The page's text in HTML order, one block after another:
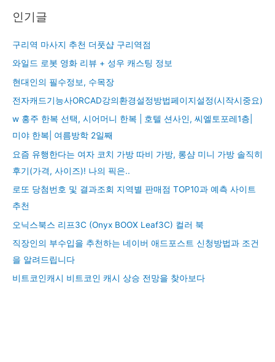
인기글
구리역 마사지 추천 더풋샵 구리역점
와일드 로봇 영화 리뷰 + 성우 캐스팅 정보
현대인의 필수정보, 수목장
전자캐드기능사ORCAD강의환경설정방법페이지설정(시작시중요)
w 홍주 한복 선택, 시어머니 한복 | 호텔 션사인, 씨엘토포레1층|
미야 한복| 여름방학 2일째
요즘 유행한다는 여자 코치 가방 따비 가방, 롱샴 미니 가방 솔직히
후기(가격, 사이즈)! 나의 픽은..
로또 당첨번호 및 결과조회 지역별 판매점 TOP10과 예측 사이트
추천
오닉스북스 리프3C (Onyx BOOX Leaf3C) 컬러 북
직장인의 부수입을 추천하는 네이버 애드포스트 신청방법과 조건
을 알려드립니다
비트코인캐시 비트코인 캐시 상승 전망을 찾아보다